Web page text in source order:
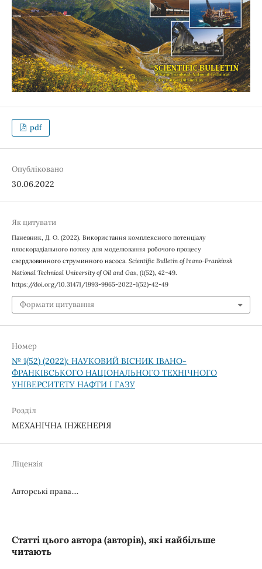
pdf
Опубліковано
30.06.2022
Як цитувати
Паневник, Д. О. (2022). Використання комплексного потенціалу
плоскорадіального потоку для моделювання робочого процесу
свердловинного струминного насоса. Scientific Bulletin of Ivano-Frankivsk
National Technical University of Oil and Gas , (1(52), 42–49.
https://doi.org/10.31471/1993-9965-2022-1(52)-42-49
Формати цитування
Номер
№ 1(52) (2022): НАУКОВИЙ ВІСНИК ІВАНО-
ФРАНКІВСЬКОГО НАЦІОНАЛЬНОГО ТЕХНІЧНОГО
УНІВЕРСИТЕТУ НАФТИ І ГАЗУ
Розділ
МЕХАНІЧНА ІНЖЕНЕРІЯ
Ліцензія
Авторські права....
Статті цього автора (авторів), які найбільше
читають